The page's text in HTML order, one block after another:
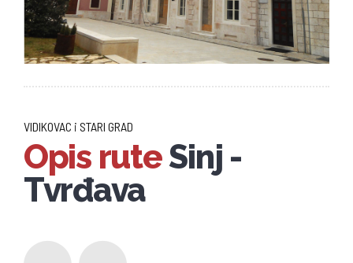
VIDIKOVAC i STARI GRAD
Opis ruteSinj -
Tvrđava